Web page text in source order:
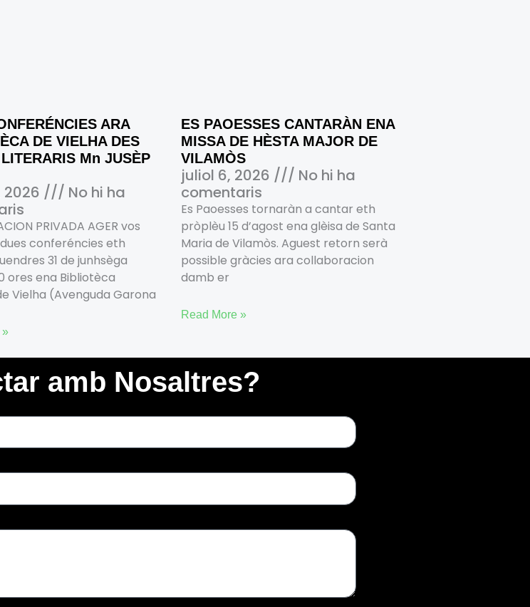
ARA
DE VIELHA DES
Mn JUSÈP
2026
No hi ha
PRIVADA AGER vos
conferéncies eth
31 de junhsèga
ores ena Bibliotèca
Vielha (Avenguda Garona
»
ES PAOESSES CANTARÀN ENA
MISSA DE HÈSTA MAJOR DE
VILAMÒS
juliol 6, 2026
No hi ha
comentaris
Es Paoesses tornaràn a cantar eth
pròplèu 15 d’agost ena glèisa de Santa
Maria de Vilamòs. Aguest retorn serà
possible gràcies ara collaboracion
damb er
Read More »
amb Nosaltres?